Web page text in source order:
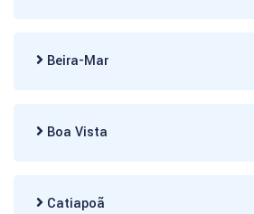
Beira-Mar
Boa Vista
Catiapoã